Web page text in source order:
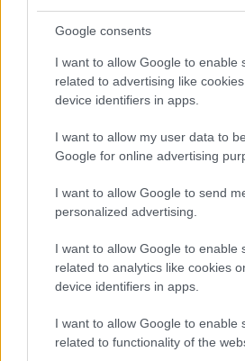
Google consents
I want to allow Google to enable
related to advertising like
device identifiers in apps.
I want to allow my user data to
Google for online advertising
I want to allow Google to send
personalized advertising.
I want to allow Google to enable
related to analytics like cookies
device identifiers in apps.
I want to allow Google to enable
related to functionality of the
Michelle Hunziker in
accoglienza minori
Olbia, divieto di sosta
esplode la protesta
Pausa caffè
soluzione ideale per la